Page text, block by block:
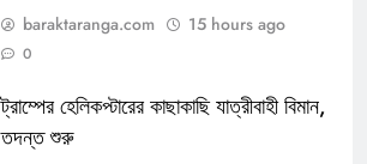
baraktaranga.com 15 hours ago
0
ট্রাম্পের হেলিকপ্টারের কাছাকাছি যাত্রীবাহী বিমান,
তদন্ত শুরু